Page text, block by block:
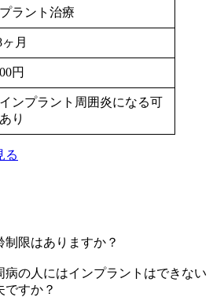
ラント治療
月
円
ンプラント周囲炎になる可
り
る
限はありますか？
病の人にはインプラントはできない
ですか？